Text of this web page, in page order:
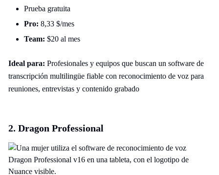
Prueba gratuita
Pro: 8,33 $/mes
Team: $20 al mes
Ideal para: Profesionales y equipos que buscan un software de
transcripción multilingüe fiable con reconocimiento de voz para
reuniones, entrevistas y contenido grabado
2. Dragon Professional